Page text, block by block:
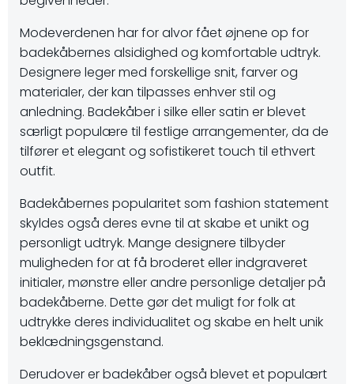
Modeverdenen har for alvor fået øjnene op for
badekåbernes alsidighed og komfortable udtryk.
Designere leger med forskellige snit, farver og
materialer, der kan tilpasses enhver stil og
anledning. Badekåber i silke eller satin er blevet
særligt populære til festlige arrangementer, da de
tilfører et elegant og sofistikeret touch til ethvert
outfit.
Badekåbernes popularitet som fashion statement
skyldes også deres evne til at skabe et unikt og
personligt udtryk. Mange designere tilbyder
muligheden for at få broderet eller indgraveret
initialer, mønstre eller andre personlige detaljer på
badekåberne. Dette gør det muligt for folk at
udtrykke deres individualitet og skabe en helt unik
beklædningsgenstand.
Derudover er badekåber også blevet et populært